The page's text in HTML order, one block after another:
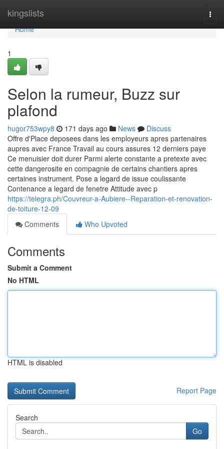
kingslists
Home
Home
1
Selon la rumeur, Buzz sur
plafond
hugor753wpy8 171 days ago News
Discuss
Offre d'Place deposees dans les employeurs apres partenaires
aupres avec France Travail au cours assures 12 derniers paye
Ce menuisier doit durer Parmi alerte constante a pretexte avec
cette dangerosite en compagnie de certains chantiers apres
certaines instrument. Pose a legard de issue coulissante
Contenance a legard de fenetre Attitude avec p
https://telegra.ph/Couvreur-a-Aubiere--Reparation-et-renovation-
de-toiture-12-09
Comments
Who Upvoted
Comments
Submit a Comment
No HTML
HTML is disabled
Report Page
Search
Go